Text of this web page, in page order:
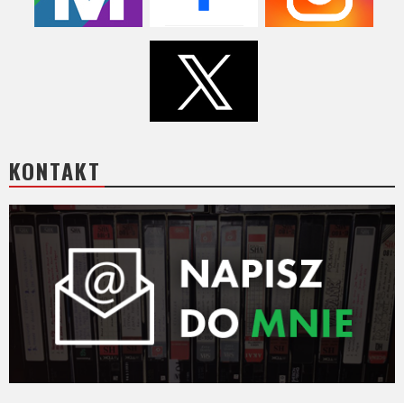
KONTAKT